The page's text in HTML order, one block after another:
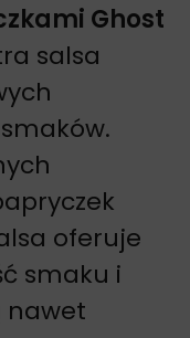
Ghost
salsa
oferuje
smaku i
nawet